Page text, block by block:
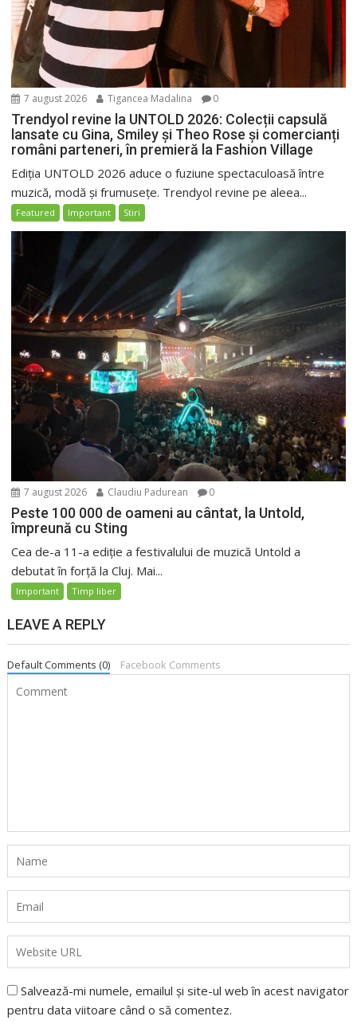
7 august 2026 Tigancea Madalina 0
Trendyol revine la UNTOLD 2026: Colecții capsulă
lansate cu Gina, Smiley și Theo Rose și comercianți
români parteneri, în premieră la Fashion Village
Ediția UNTOLD 2026 aduce o fuziune spectaculoasă între
muzică, modă și frumusețe. Trendyol revine pe aleea...
Featured Important Stiri
7 august 2026 Claudiu Padurean 0
Peste 100 000 de oameni au cântat, la Untold,
împreună cu Sting
Cea de-a 11-a ediție a festivalului de muzică Untold a
debutat în forță la Cluj. Mai...
Important Timp liber
LEAVE A REPLY
Default Comments (0) Facebook Comments
Salvează-mi numele, emailul și site-ul web în acest navigator
pentru data viitoare când o să comentez.